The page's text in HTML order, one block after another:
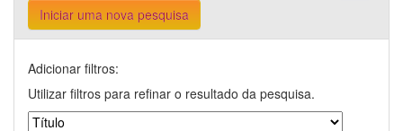
Iniciar uma nova pesquisa
Adicionar filtros:
Utilizar filtros para refinar o resultado da pesquisa.